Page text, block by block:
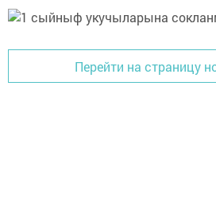
Перейти на страницу